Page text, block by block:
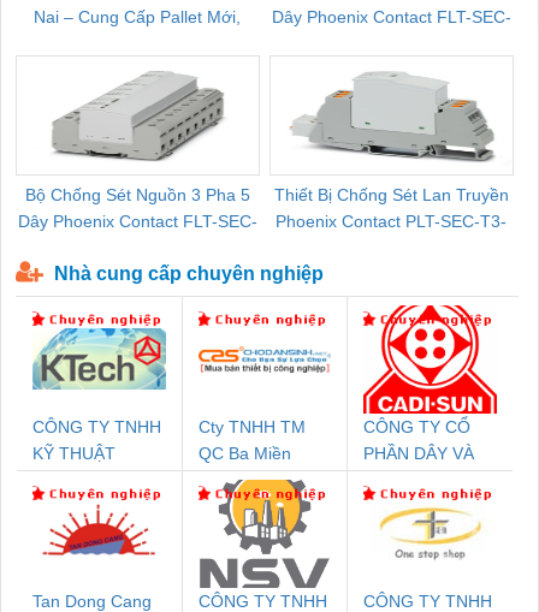
Nai – Cung Cấp Pallet Mới,
Dây Phoenix Contact FLT-SEC-
Bộ Chống Sét Nguồn 3 Pha 5
Dây Phoenix Contact FLT-SEC-
Thiết Bị Chống Sét Lan Truyền
Phoenix Contact PLT-SEC-T3-
Nhà cung cấp chuyên nghiệp
CÔNG TY TNHH
KỸ THUẬT
NAM
Cty TNHH TM
QC Ba Miền
CÔNG TY CỔ
PHẦN DÂY VÀ
THƯỢNG ĐÌNH
Tan Dong Cang
CÔNG TY TNHH
CÔNG TY TNHH